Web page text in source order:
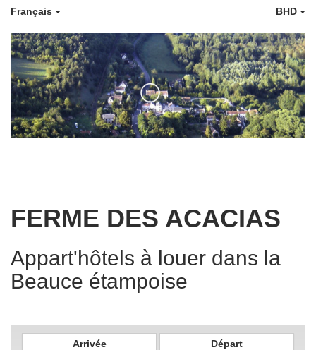
Français BHD
FERME DES ACACIAS
Appart'hôtels à louer dans la
Beauce étampoise
Arrivée Départ